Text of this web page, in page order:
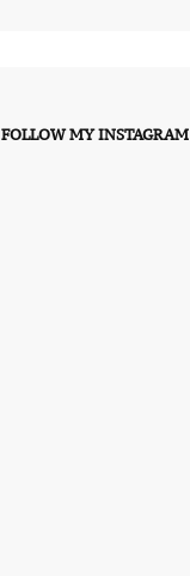
FOLLOW MY INSTAGRAM